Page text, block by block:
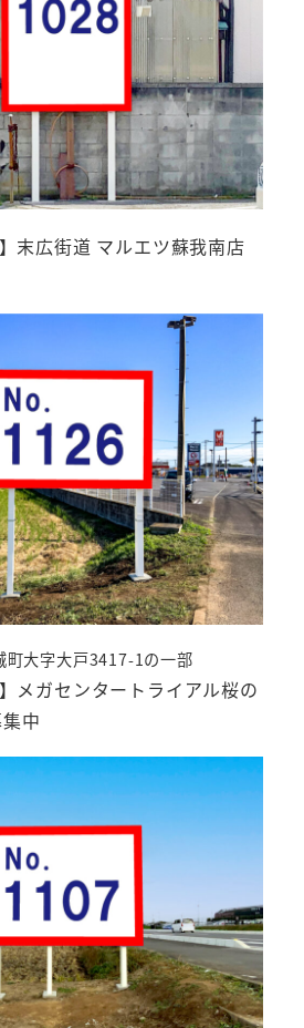
末広街道 マルエツ蘇我南店
メガセンタートライアル桜の
中
町大字大戸3417-1の一部